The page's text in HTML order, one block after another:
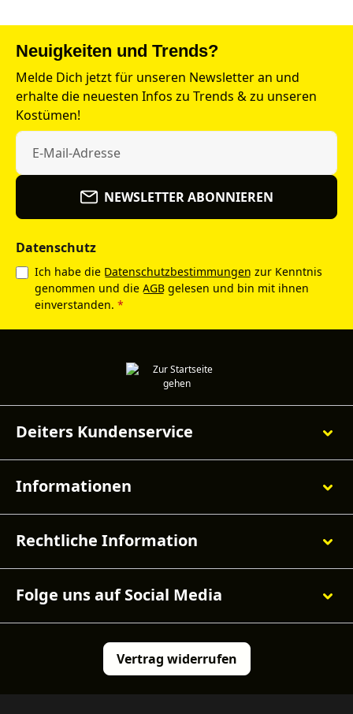
Neuigkeiten und Trends?
Melde Dich jetzt für unseren Newsletter an und
erhalte die neuesten Infos zu Trends & zu unseren
Kostümen!
NEWSLETTER ABONNIEREN
Datenschutz
Ich habe die Datenschutzbestimmungen zur Kenntnis
genommen und die AGB gelesen und bin mit ihnen
einverstanden. *
Deiters Kundenservice
Informationen
Rechtliche Information
Folge uns auf Social Media
Vertrag widerrufen